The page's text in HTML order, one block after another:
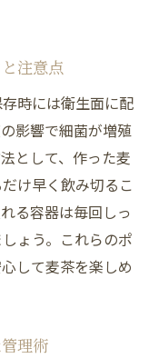
注意点
時には衛生面に配
影響で細菌が増殖
として、作った麦
け早く飲み切るこ
る容器は毎回しっ
ょう。これらのポ
して麦茶を楽しめ
理術